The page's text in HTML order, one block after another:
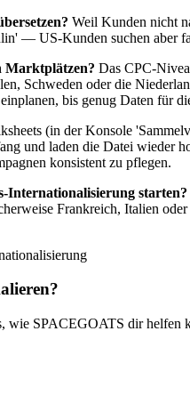
Weil Kunden nicht
— US-Kunden suchen aber
Marktplätzen? Das CPC-
Schweden oder die
bis genug Daten für
(in der Konsole
und laden die Datei wieder
konsistent zu pflegen.
Internationalisierung starten?
Frankreich, Italien
wie SPACEGOATS dir helfen